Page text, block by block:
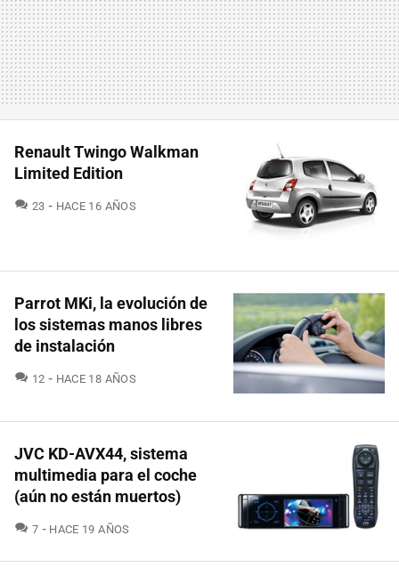
Renault Twingo Walkman
Limited Edition
23 COMENTARIOS
HACE 16 AÑOS
Parrot MKi, la evolución de
los sistemas manos libres
de instalación
12 COMENTARIOS
HACE 18 AÑOS
JVC KD-AVX44, sistema
multimedia para el coche
(aún no están muertos)
7 COMENTARIOS
HACE 19 AÑOS